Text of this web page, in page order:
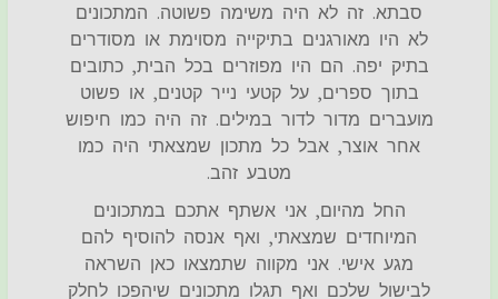
סבתא. זה לא היה משימה פשוטה. המתכונים
לא היו מאורגנים בתיקייה מסוימת או מסודרים
בתיק יפה. הם היו מפוזרים בכל הבית, כתובים
בתוך ספרים, על קטעי נייר קטנים, או פשוט
מועברים מדור לדור במילים. זה היה כמו חיפוש
אחר אוצר, אבל כל מתכון שמצאתי היה כמו
מטבע זהב.
החל מהיום, אני אשתף אתכם במתכונים
המיוחדים שמצאתי, ואף אנסה להוסיף להם
מגע אישי. אני מקווה שתמצאו כאן השראה
לבישול שלכם ואף תגלו מתכונים שיהפכו לחלק